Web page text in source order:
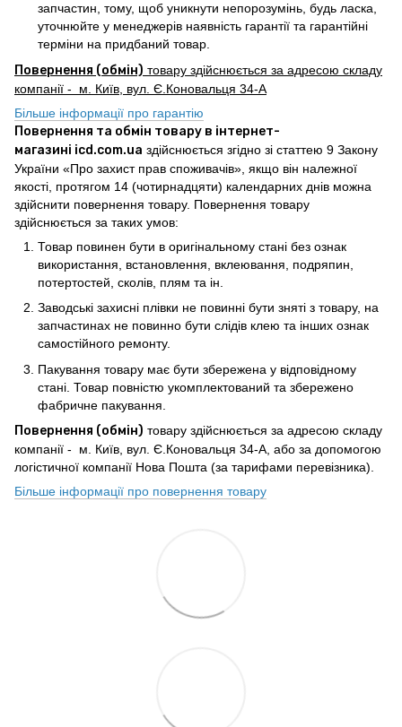
запчастин, тому, щоб уникнути непорозумінь, будь ласка,
уточнюйте у менеджерів наявність гарантії та гарантійні
терміни на придбаний товар.
Повернення (обмін) товару здійснюється за адресою складу
компанії - м. Київ, вул. Є.Коновальця 34-А
Більше інформації про гарантію
Повернення та обмін товару в інтернет-
магазині icd.com.ua здійснюється згідно зі статтею 9 Закону
України «Про захист прав споживачів», якщо він належної
якості, протягом 14 (чотирнадцяти) календарних днів можна
здійснити повернення товару. Повернення товару
здійснюється за таких умов:
Товар повинен бути в оригінальному стані без ознак
використання, встановлення, вклеювання, подряпин,
потертостей, сколів, плям та ін.
Заводські захисні плівки не повинні бути зняті з товару, на
запчастинах не повинно бути слідів клею та інших ознак
самостійного ремонту.
Пакування товару має бути збережена у відповідному
стані. Товар повністю укомплектований та збережено
фабричне пакування.
Повернення (обмін) товару здійснюється за адресою складу
компанії - м. Київ, вул. Є.Коновальця 34-А, або за допомогою
логістичної компанії Нова Пошта (за тарифами перевізника).
Більше інформації про повернення товару